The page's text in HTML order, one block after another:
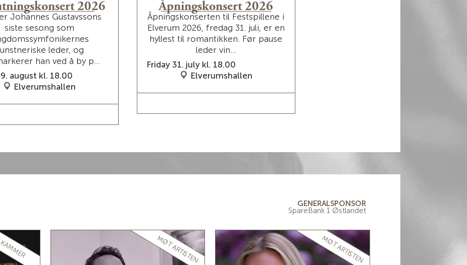
2026
Johannes Gustavssons
siste sesong som
leder, og
han ved å by p...
august kl. 18.00
Elverumshallen
Åpningskonsert 2026
Åpningskonserten til Festspillene i
Elverum 2026, fredag 31. juli, er en
hyllest til romantikken. Før pause
leder vin...
Friday 31. july kl. 18.00
Elverumshallen
GENERALSPONSOR
SpareBank 1 Østlandet
MØT ARTISTEN MØT ARTISTEN